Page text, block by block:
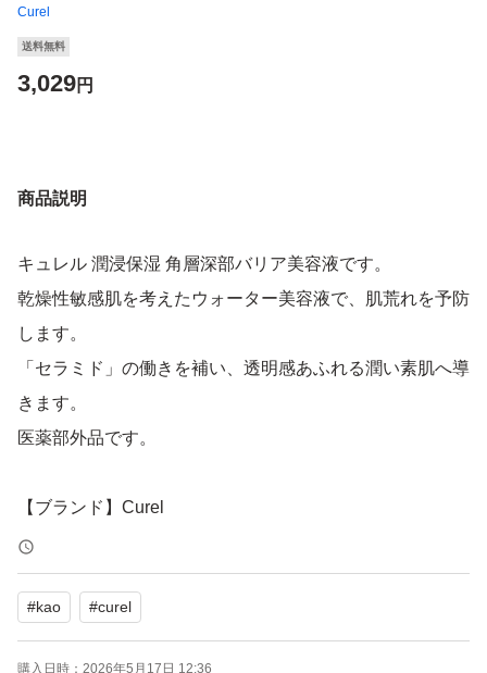
Curel
送料無料
3,029円
商品説明
キュレル 潤浸保湿 角層深部バリア美容液です。
乾燥性敏感肌を考えたウォーター美容液で、肌荒れを予防
します。
「セラミド」の働きを補い、透明感あふれる潤い素肌へ導
きます。
医薬部外品です。
【ブランド】Curel
【カテゴリ】美容液
【商品の状態】未使用
【カラー】クリア系
#kao #curel
購入日時： 2026年5月17日 12:36